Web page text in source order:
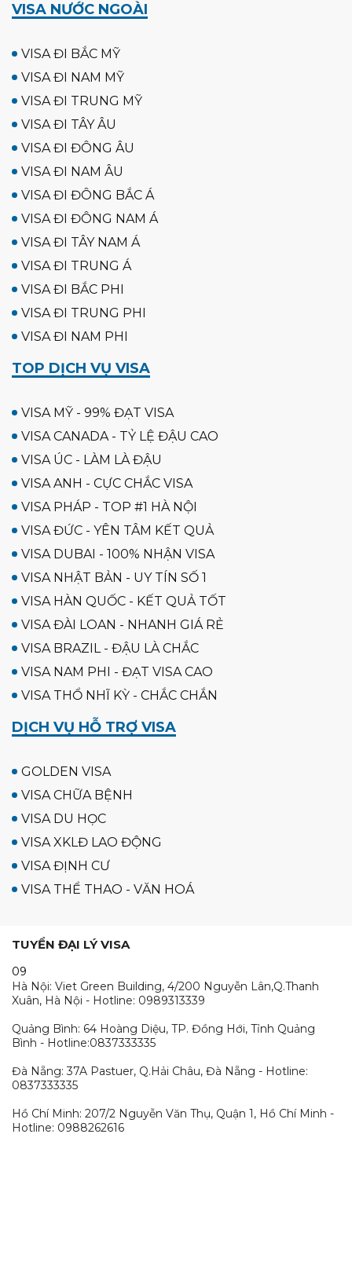
VISA NƯỚC NGOÀI
VISA ĐI BẮC MỸ
VISA ĐI NAM MỸ
VISA ĐI TRUNG MỸ
VISA ĐI TÂY ÂU
VISA ĐI ĐÔNG ÂU
VISA ĐI NAM ÂU
VISA ĐI ĐÔNG BẮC Á
VISA ĐI ĐÔNG NAM Á
VISA ĐI TÂY NAM Á
VISA ĐI TRUNG Á
VISA ĐI BẮC PHI
VISA ĐI TRUNG PHI
VISA ĐI NAM PHI
TOP DỊCH VỤ VISA
VISA MỸ - 99% ĐẠT VISA
VISA CANADA - TỶ LỆ ĐẬU CAO
VISA ÚC - LÀM LÀ ĐẬU
VISA ANH - CỰC CHẮC VISA
VISA PHÁP - TOP #1 HÀ NỘI
VISA ĐỨC - YÊN TÂM KẾT QUẢ
VISA DUBAI - 100% NHẬN VISA
VISA NHẬT BẢN - UY TÍN SỐ 1
VISA HÀN QUỐC - KẾT QUẢ TỐT
VISA ĐÀI LOAN - NHANH GIÁ RẺ
VISA BRAZIL - ĐẬU LÀ CHẮC
VISA NAM PHI - ĐẠT VISA CAO
VISA THỔ NHĨ KỲ - CHẮC CHẮN
DỊCH VỤ HỖ TRỢ VISA
GOLDEN VISA
VISA CHỮA BỆNH
VISA DU HỌC
VISA XKLĐ LAO ĐỘNG
VISA ĐỊNH CƯ
VISA THỂ THAO - VĂN HOÁ
TUYỂN ĐẠI LÝ VISA
09
Hà Nội: Viet Green Building, 4/200 Nguyễn Lân,Q.Thanh
Xuân, Hà Nội - Hotline: 0989313339
Quảng Bình: 64 Hoàng Diệu, TP. Đồng Hới, Tỉnh Quảng
Bình - Hotline:0837333335
Đà Nẵng: 37A Pastuer, Q.Hải Châu, Đà Nẵng - Hotline:
0837333335
Hồ Chí Minh: 207/2 Nguyễn Văn Thụ, Quận 1, Hồ Chí Minh -
Hotline: 0988262616